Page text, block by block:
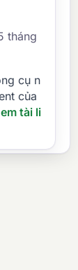
tháng
cụ n
của
tài li